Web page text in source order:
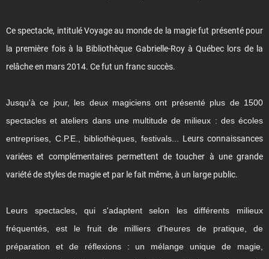
Ce spectacle, intitulé Voyage au monde de la magie fut présenté pour
la première fois à la Bibliothèque Gabrielle-Roy à Québec lors de la
relâche en mars 2014. Ce fut un franc succès.
Jusqu'à ce jour, les deux magiciens ont présenté plus de 1500
spectacles et ateliers dans une multitude de milieux : des écoles
entreprises, C.P.E., bibliothèques, festivals... Leurs connaissances
variées et complémentaires permettent de toucher à une grande
variété de styles de magie et par le fait même, à un large public.
Leurs spectacles, qui s'adaptent selon les différents milieux
fréquentés, est le fruit de milliers d'heures de pratique, de
préparation et de réflexions : un mélange unique de magie,